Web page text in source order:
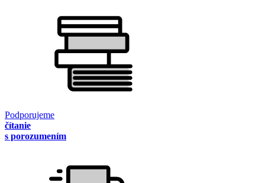
Podporujeme
čítanie
s porozumením